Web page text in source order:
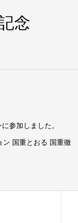
念
参加しました。